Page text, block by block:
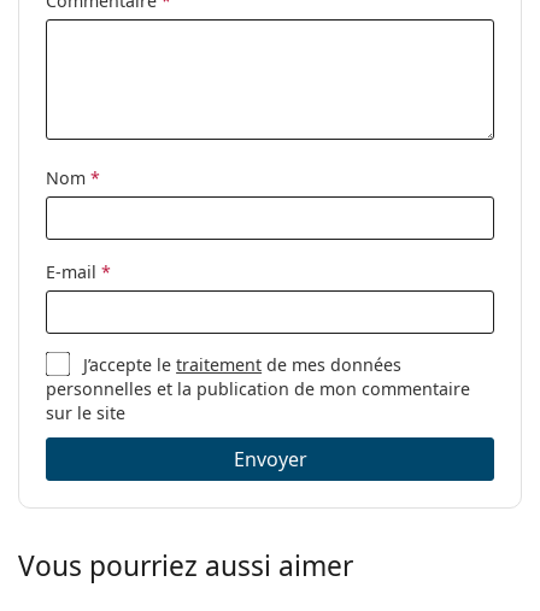
correction:
Nom *
E-mail *
J’accepte letraitement de mes données
personnelles et la publication de mon commentaire
sur le site
Envoyer
Vous pourriez aussi aimer